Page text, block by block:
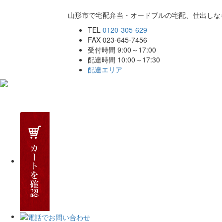
山形市で宅配弁当・オードブルの宅配、仕出し
TEL 0120-305-629
FAX 023-645-7456
受付時間 9:00～17:00
配達時間 10:00～17:30
配達エリア